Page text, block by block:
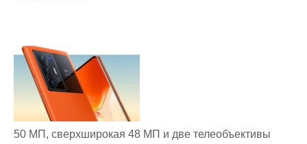
50 МП, сверхширокая 48 МП и две телеобъективы